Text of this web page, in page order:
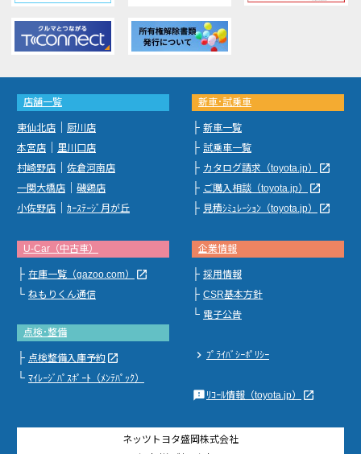
店舗一覧
東仙北店
厨川店
本宮店
里川口店
村崎野店
佐倉河南店
一関大橋店
磯鶏店
小佐野店
ｶｰｽﾃｰｼﾞ月が丘
新車･試乗車
├ 新車一覧
├ 試乗車一覧
├ カタログ請求（toyota.jp）
launch
├ ご購入相談（toyota.jp）
launch
├ 見積ｼﾐｭﾚｰｼｮﾝ（toyota.jp） launch
U-Car（中古車）
├ 在庫一覧（gazoo.com）
launch
└ ねもりくん通信
点検･整備
├ 点検整備入庫予約 launch
└ ﾏｲﾚｰｼﾞﾊﾟｽﾎﾟｰﾄ（ﾒﾝﾃﾊﾟｯｸ）
企業情報
├ 採用情報
├ CSR基本方針
└ 電子公告
chevron_right ﾌﾟﾗｲﾊﾞｼｰﾎﾟﾘｼｰ
feedback ﾘｺｰﾙ情報（toyota.jp） launch
ネッツトヨタ盛岡株式会社